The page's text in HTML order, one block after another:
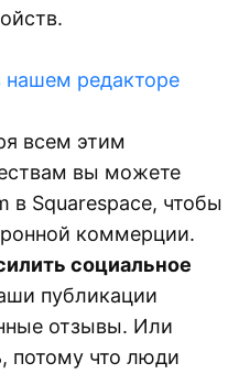
редакторе
всем этим
вы можете
в Squarespace, чтобы
коммерции.
социальное
публикации
отзывы. Или
потому что люди